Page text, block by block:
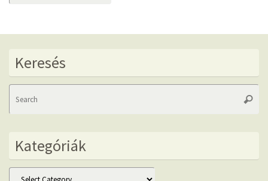
Keresés
Kategóriák
Kategóriák